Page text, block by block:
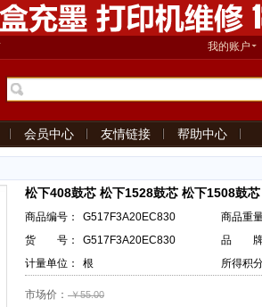
我的账户
会员中心 友情链接
帮助中心
松下408鼓芯 松下1528鼓芯 松下1508鼓
商品编号： G517F3A20EC830 商品重
货 号：
G517F3A20EC830 品 牌
计量单位：
根 所得积
市场价： ￥55.00